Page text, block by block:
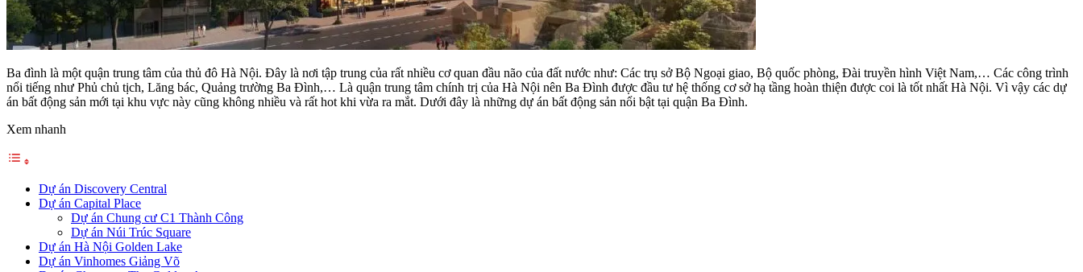
Ba đình là một quận trung tâm của thủ đô Hà Nội. Đây là nơi tập trung của rất nhiều cơ quan đầu não của đất nước như: Các trụ sở Bộ Ngoại giao, Bộ quốc phòng, Đài truyền hình Việt Nam,… Các công trình
nổi tiếng như Phủ chủ tịch, Lăng bác, Quảng trường Ba Đình,… Là quận trung tâm chính trị của Hà Nội nên Ba Đình được đầu tư hệ thống cơ sở hạ tầng hoàn thiện được coi là tốt nhất Hà Nội. Vì vậy các dự
án bất động sản mới tại khu vực này cũng không nhiều và rất hot khi vừa ra mắt. Dưới đây là những dự án bất động sản nổi bật tại quận Ba Đình.
Xem nhanh
Dự án Discovery Central
Dự án Capital Place
Dự án Chung cư C1 Thành Công
Dự án Núi Trúc Square
Dự án Hà Nội Golden Lake
Dự án Vinhomes Giảng Võ